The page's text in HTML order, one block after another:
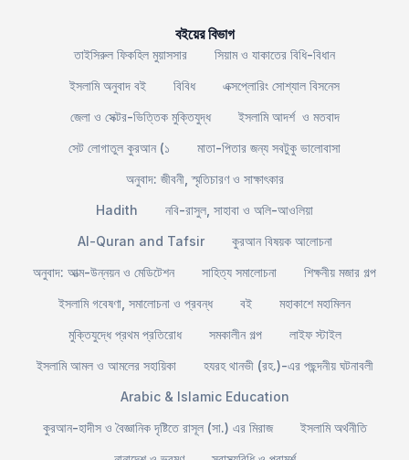
বইয়ের বিভাগ
তাইসিরুল ফিকহিল মুয়াসসার
সিয়াম ও যাকাতের বিধি-বিধান
ইসলামি অনুবাদ বই
বিবিধ
এক্সপ্লোরিং সোশ্যাল বিসনেস
জেলা ও সেক্টর-ভিত্তিক মুক্তিযুদ্ধ
ইসলামি আদর্শ ও মতবাদ
সেট লোগাতুল কুরআন (১
মাতা-পিতার জন্য সবটুকু ভালোবাসা
অনুবাদ: জীবনী, স্মৃতিচারণ ও সাক্ষাৎকার
Hadith
নবি-রাসুল, সাহাবা ও অলি-আওলিয়া
Al-Quran and Tafsir
কুরআন বিষয়ক আলোচনা
অনুবাদ: আত্ম-উন্নয়ন ও মেডিটেশন
সাহিত্য সমালোচনা
শিক্ষনীয় মজার গল্প
ইসলামি গবেষণা, সমালোচনা ও প্রবন্ধ
বই
মহাকাশে মহামিলন
মুক্তিযুদ্ধে প্রথম প্রতিরোধ
সমকালীন গল্প
লাইফ স্টাইল
ইসলামি আমল ও আমলের সহায়িকা
হযরহ থানভী (রহ.)-এর পছন্দনীয় ঘটনাবলী
Arabic & Islamic Education
কুরআন-হাদীস ও বৈজ্ঞানিক দৃষ্টিতে রাসূল (সা.) এর মিরাজ
ইসলামি অর্থনীতি